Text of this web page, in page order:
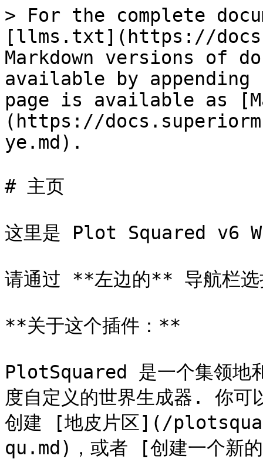
> For the complete
[llms.txt](https://
Markdown versions of
available by
page is available as
(https://
ye.md).
# 主页
这里是 Plot Squared v6
请通过 **左边的** 导航栏选
**关于这个插件：**
PlotSquared 是一个集领地
度自定义的世界生成器. 你可
创建 [地皮片区](/
qu.md)，或者 [创建一个